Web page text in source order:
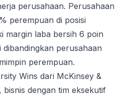
perusahaan. Perusahaan
perempuan di posisi
margin laba bersih 6 poin
dibandingkan perusahaan
perempuan.
Wins dari McKinsey &
dengan tim eksekutif